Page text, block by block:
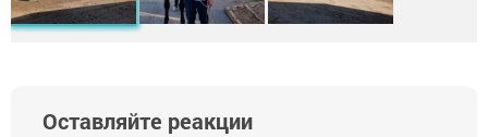
Оставляйте реакции